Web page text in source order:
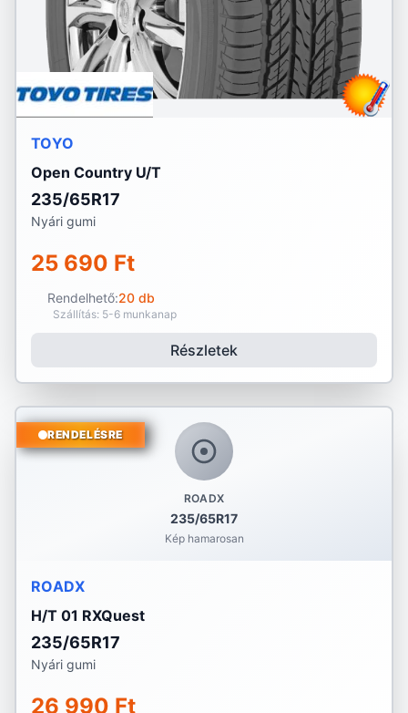
TOYO
Open Country U/T
235/65R17
Nyári gumi
25 690 Ft
Rendelhető:20 db
Szállítás: 5-6 munkanap
Részletek
ROADX
235/65R17
Kép hamarosan
RENDELÉSRE
ROADX
H/T 01 RXQuest
235/65R17
Nyári gumi
26 990 Ft